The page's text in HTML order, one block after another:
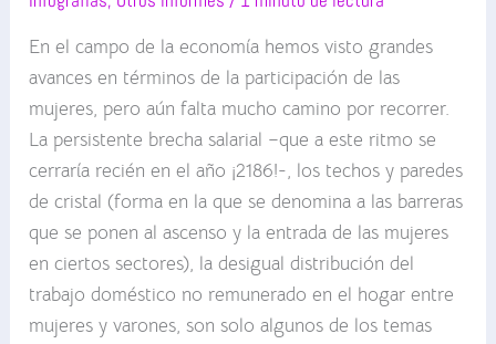
En el campo de la economía hemos visto grandes
avances en términos de la participación de las
mujeres, pero aún falta mucho camino por recorrer.
La persistente brecha salarial –que a este ritmo se
cerraría recién en el año ¡2186!-, los techos y paredes
de cristal (forma en la que se denomina a las barreras
que se ponen al ascenso y la entrada de las mujeres
en ciertos sectores), la desigual distribución del
trabajo doméstico no remunerado en el hogar entre
mujeres y varones, son solo algunos de los temas